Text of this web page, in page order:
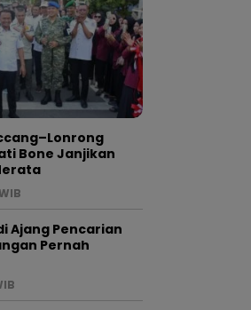
Bone Janjikan
Ajang Pencarian
Pernah